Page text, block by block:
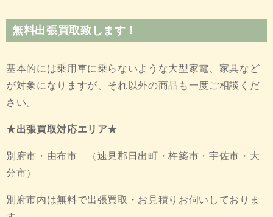
無料出張買取致します！
基本的には乗用車に乗らないような大型家電、家具など
が対象になりますが、それ以外の商品も一度ご相談くだ
さい。
★出張買取対応エリア★
別府市・由布市 （速見郡日出町・杵築市・宇佐市・大
分市）
別府市内は無料で出張買取・お見積りお伺いしておりま